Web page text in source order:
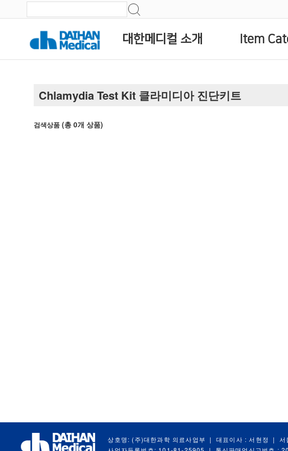
대한메디컬 소개 Item
Chlamydia Test Kit 클라미디아 진단키트
검색상품 (총0개 상품)
상호명: (주)대한과학 의료사업부 | 대표이사 : 서현정 |
서